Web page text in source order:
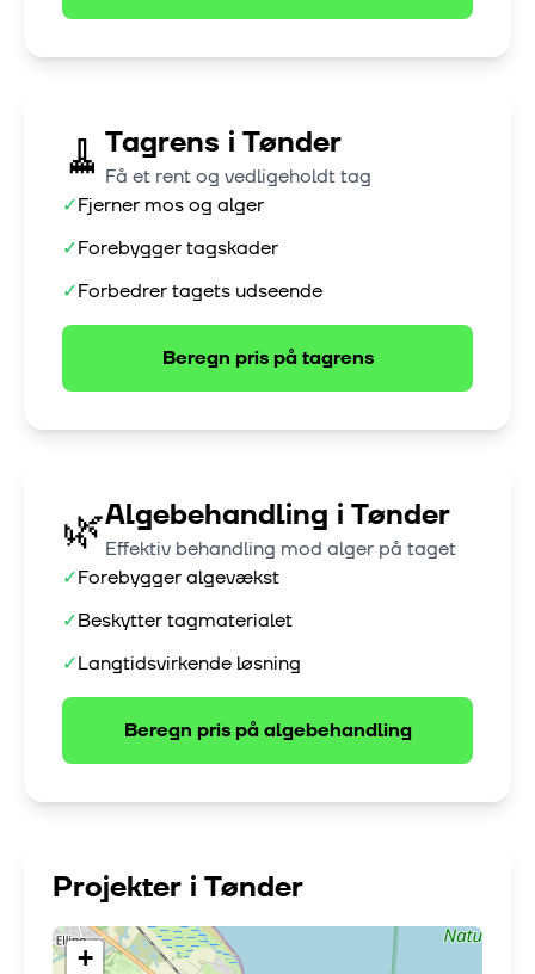
🧹 Tagrens i Tønder
Få et rent og vedligeholdt tag
✓Fjerner mos og alger
✓Forebygger tagskader
✓Forbedrer tagets udseende
Beregn pris påtagrens
🌿Algebehandling i Tønder
Effektiv behandling mod alger på taget
✓Forebygger algevækst
✓Beskytter tagmaterialet
✓Langtidsvirkende løsning
Beregn pris påalgebehandling
Projekter i Tønder
+